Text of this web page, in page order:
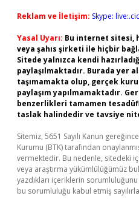
Reklam ve İletişim: Skype:
Yasal Uyarı: Bu internet sitesi,
veya şahıs şirketi ile hiçbir
Sitede yalnızca kendi
paylaşılmaktadır. Burada yer
taşımamakta olup, gerçek
paylaşım yapılmamaktadır.
benzerlikleri tamamen
taslak halindedir ve tavsiye
Sitemiz, 5651 Sayılı Kanun
Kurumu (BTK) tarafından
vermektedir. Bu nedenle, sitedeki
veya araştırma yükümlülüğümüz
yazdıkları içeriklerin
bu sorumluluğu kabul etmiş